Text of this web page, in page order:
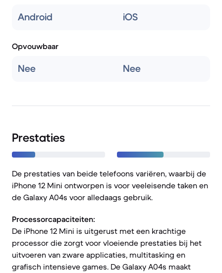
Android iOS
Opvouwbaar
Nee Nee
Prestaties
De prestaties van beide telefoons variëren, waarbij de
iPhone 12 Mini ontworpen is voor veeleisende taken en
de Galaxy A04s voor alledaags gebruik.
Processorcapaciteiten:
De iPhone 12 Mini is uitgerust met een krachtige
processor die zorgt voor vloeiende prestaties bij het
uitvoeren van zware applicaties, multitasking en
grafisch intensieve games. De Galaxy A04s maakt